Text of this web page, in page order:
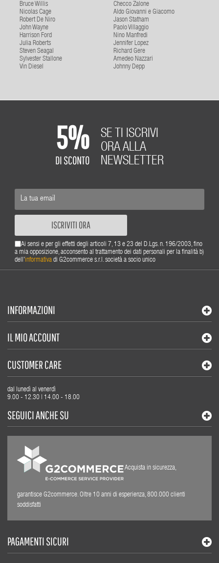
Bruce Willis
Checco Zalone
Nicolas Cage
Aldo Giovanni e Giacomo
Robert De Niro
Jason Statham
John Wayne
Paolo Villaggio
Harrison Ford
Nino Manfredi
Julia Roberts
Jennifer Lopez
Steven Seagal
Richard Gere
Sylvester Stallone
Amedeo Nazzari
Vin Diesel
Johnny Depp
5%
DI SCONTO
SE TI ISCRIVI
ORA ALLA
NEWSLETTER
ISCRIVITI ORA
Ai sensi e per gli effetti degli articoli 7, 13 e 23 del D.Lgs. n. 196/2003, fino
a mia opposizione, acconsento al trattamento dei dati personali per la finalità b)
dell'informativa di G2commerce s.r.l. società a socio unico
INFORMAZIONI
IL MIO ACCOUNT
CUSTOMER CARE
dal lunedì al venerdì
9.00 - 12.30 | 14.00 - 18.00
SEGUICI ANCHE SU
Acquista in sicurezza,
garantisce G2commerce. Oltre 10 anni di esperienza, 800.000 clienti
soddisfatti
PAGAMENTI SICURI